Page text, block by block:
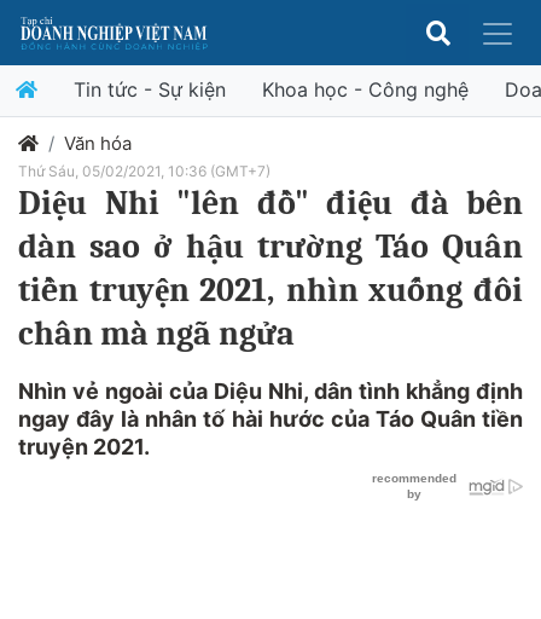
Tin tức - Sự kiện Khoa học - Công nghệ
Văn hóa
Thứ Sáu, 05/02/2021, 10:36 (GMT+7)
Diệu Nhi "lên đồ" điệu đà bên
dàn sao ở hậu trường Táo Quân
tiền truyện 2021, nhìn xuống đôi
chân mà ngã ngửa
Nhìn vẻ ngoài của Diệu Nhi, dân tình khẳng định
ngay đây là nhân tố hài hước của Táo Quân tiền
truyện 2021.